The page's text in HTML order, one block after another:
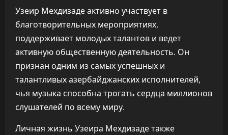
Узеир Мехдизаде активно участвует в
благотворительных мероприятиях,
поддерживает молодых талантов и ведет
активную общественную деятельность. Он
признан одним из самых успешных и
талантливых азербайджанских исполнителей,
чья музыка способна трогать сердца миллионов
слушателей по всему миру.
Личная жизнь Узеира Мехдизаде также